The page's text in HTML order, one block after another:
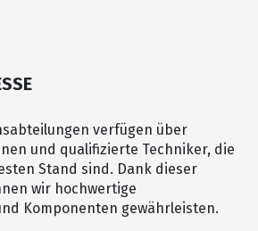
verfügen über
und qualifizierte Techniker, die
Stand sind. Dank dieser
wir hochwertige
Komponenten gewährleisten.